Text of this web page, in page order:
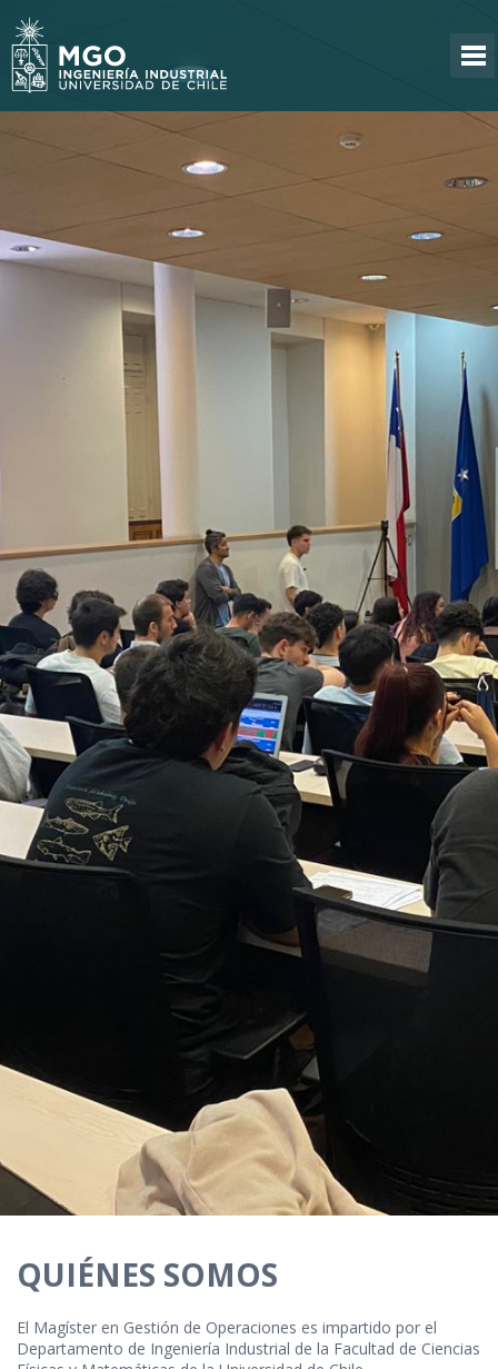
QUIÉNES SOMOS
El Magíster en Gestión de Operaciones es impartido por el
Departamento de Ingeniería Industrial de la Facultad de Ciencias